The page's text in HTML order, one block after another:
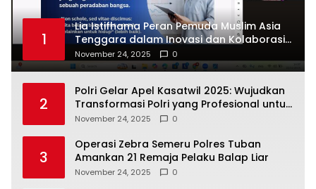
1
Lia Istifhama Peran Pemuda Muslim Asia
Tenggara dalam Inovasi dan Kolaborasi
Internasional
November 24, 2025 0
2
Polri Gelar Apel Kasatwil 2025: Wujudkan
Transformasi Polri yang Profesional untuk
Masyarakat
November 24, 2025 0
3
Operasi Zebra Semeru Polres Tuban
Amankan 21 Remaja Pelaku Balap Liar
November 24, 2025 0